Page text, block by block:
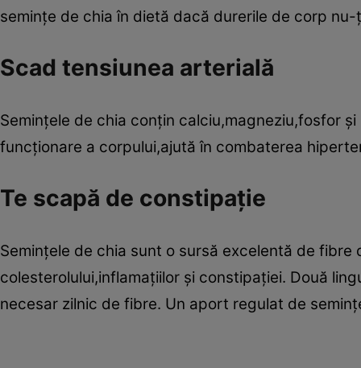
seminţe de chia în dietă dacă durerile de corp
Scad tensiunea arterială
Seminţele de chia conţin calciu,magneziu,fosfor
funcţionare a corpului,ajută în combaterea
Te scapă de constipaţie
Seminţele de chia sunt o sursă excelentă de
colesterolului,inflamaţiilor şi constipaţiei. Două
necesar zilnic de fibre. Un aport regulat de